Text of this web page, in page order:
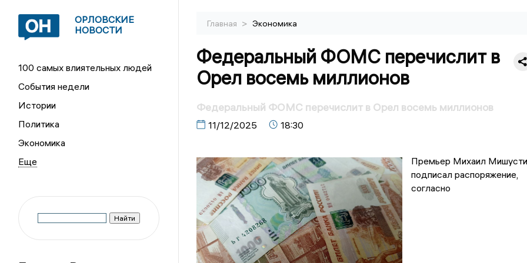
ОРЛОВСКИЕ
НОВОСТИ
100 самых влиятельных людей
События недели
Истории
Политика
Экономика
Главная > Экономика
Федеральный ФОМС перечислит в
Орел восемь миллионов
Федеральный ФОМС перечислит в Орел восемь миллионов
11/12/2025 18:30
Премьер Михаил
подписал распоряжение,
согласно